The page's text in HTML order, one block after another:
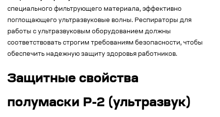
специального фильтрующего материала, эффективно
поглощающего ультразвуковые волны. Респираторы для
работы с ультразвуковым оборудованием должны
соответствовать строгим требованиям безопасности, чтобы
обеспечить надежную защиту здоровья работников.
Защитные свойства
полумаски Р-2 (ультразвук)